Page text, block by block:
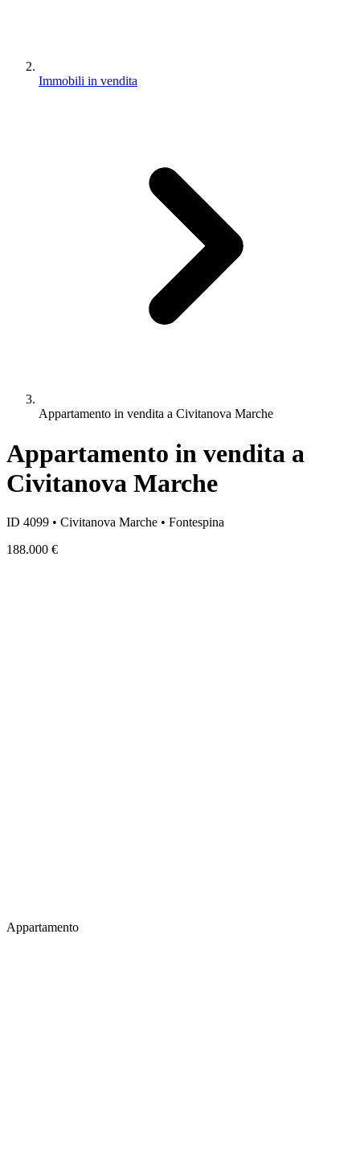
Immobili in vendita
Appartamento in vendita a Civitanova Marche
Appartamento in vendita a
Civitanova Marche
ID 4099 • Civitanova Marche • Fontespina
188.000 €
Appartamento